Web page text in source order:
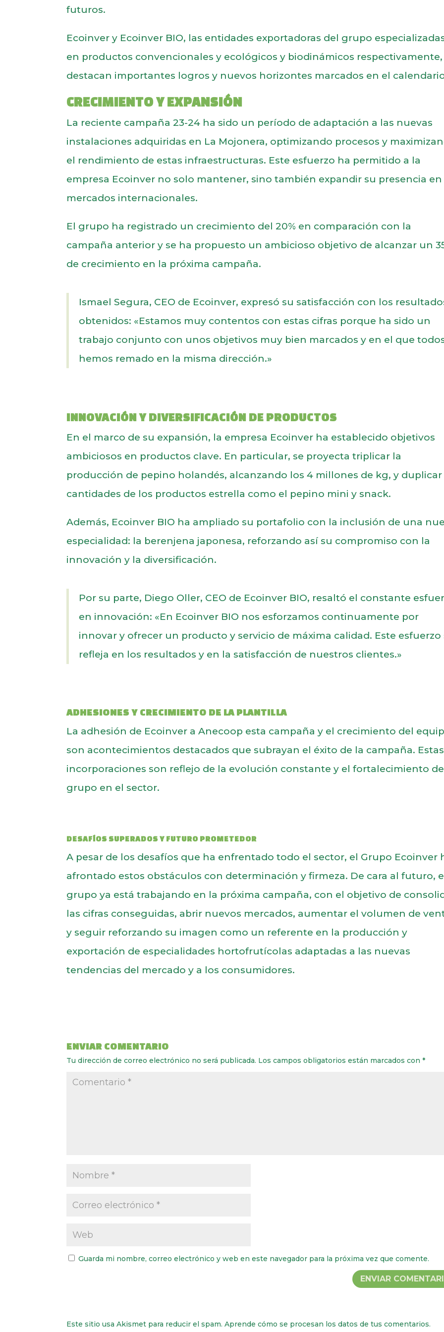
futuros.
Ecoinver y Ecoinver BIO, las entidades exportadoras del grupo
en productos convencionales y ecológicos y biodinámicos respectivamente,
destacan importantes logros y nuevos horizontes marcados en el
CRECIMIENTO Y EXPANSIÓN
La reciente campaña 23-24 ha sido un período de adaptación a las nuevas
instalaciones adquiridas en La Mojonera, optimizando procesos y
el rendimiento de estas infraestructuras. Este esfuerzo ha permitido a la
empresa Ecoinver no solo mantener, sino también expandir su presencia en
mercados internacionales.
El grupo ha registrado un crecimiento del 20% en comparación con la
campaña anterior y se ha propuesto un ambicioso objetivo de alcanzar un
de crecimiento en la próxima campaña.
Ismael Segura, CEO de Ecoinver, expresó su satisfacción con los
obtenidos: «Estamos muy contentos con estas cifras porque ha sido un
trabajo conjunto con unos objetivos muy bien marcados y en el que
hemos remado en la misma dirección.»
INNOVACIÓN Y DIVERSIFICACIÓN DE PRODUCTOS
En el marco de su expansión, la empresa Ecoinver ha establecido objetivos
ambiciosos en productos clave. En particular, se proyecta triplicar la
producción de pepino holandés, alcanzando los 4 millones de kg, y duplicar
cantidades de los productos estrella como el pepino mini y snack.
Además, Ecoinver BIO ha ampliado su portafolio con la inclusión de una
especialidad: la berenjena japonesa, reforzando así su compromiso con la
innovación y la diversificación.
Por su parte, Diego Oller, CEO de Ecoinver BIO, resaltó el constante
en innovación: «En Ecoinver BIO nos esforzamos continuamente por
innovar y ofrecer un producto y servicio de máxima calidad. Este esfuerzo
refleja en los resultados y en la satisfacción de nuestros clientes.»
ADHESIONES Y CRECIMIENTO DE LA PLANTILLA
La adhesión de Ecoinver a Anecoop esta campaña y el crecimiento del
son acontecimientos destacados que subrayan el éxito de la campaña. Estas
incorporaciones son reflejo de la evolución constante y el fortalecimiento
grupo en el sector.
DESAFÍOS SUPERADOS Y FUTURO PROMETEDOR
A pesar de los desafíos que ha enfrentado todo el sector, el Grupo Ecoinver
afrontado estos obstáculos con determinación y firmeza. De cara al futuro,
grupo ya está trabajando en la próxima campaña, con el objetivo de
las cifras conseguidas, abrir nuevos mercados, aumentar el volumen de
y seguir reforzando su imagen como un referente en la producción y
exportación de especialidades hortofrutícolas adaptadas a las nuevas
tendencias del mercado y a los consumidores.
ENVIAR COMENTARIO
Tu dirección de correo electrónico no será publicada. Los campos obligatorios están marcados con*
Guarda mi nombre, correo electrónico y web en este navegador para la próxima vez que comente.
Este sitio usa Akismet para reducir el spam.Aprende cómo se procesan los datos de tus comentarios.